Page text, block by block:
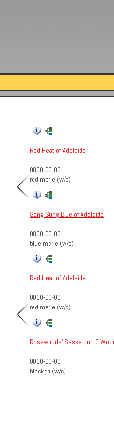
Red Heat of Adelaide
0000-00-00
red merle (w/c)
Song Sung Blue of Adelaide
0000-00-00
blue merle (w/c)
Red Heat of Adelaide
0000-00-00
red merle (w/c)
Rosewoods' Saskatoon O
0000-00-00
black tri (w/c)